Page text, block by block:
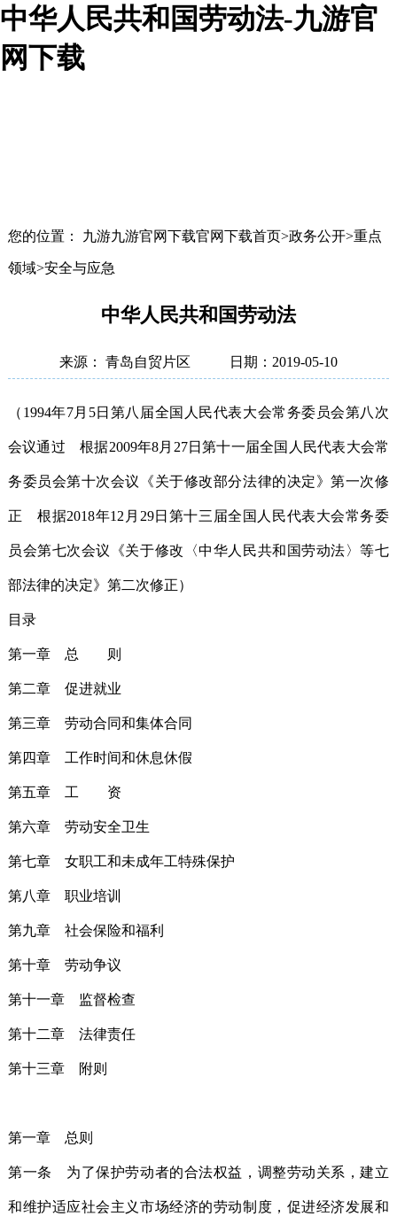
中华人民共和国劳动法-九游官
网下载
您的位置： 九游九游官网下载官网下载首页>政务公开>重点
领域>安全与应急
中华人民共和国劳动法
来源： 青岛自贸片区 日期：2019-05-10
（1994年7月5日第八届全国人民代表大会常务委员会第八次
会议通过 根据2009年8月27日第十一届全国人民代表大会常
务委员会第十次会议《关于修改部分法律的决定》第一次修
正 根据2018年12月29日第十三届全国人民代表大会常务委
员会第七次会议《关于修改〈中华人民共和国劳动法〉等七
部法律的决定》第二次修正）
目录
第一章 总 则
第二章 促进就业
第三章 劳动合同和集体合同
第四章 工作时间和休息休假
第五章 工 资
第六章 劳动安全卫生
第七章 女职工和未成年工特殊保护
第八章 职业培训
第九章 社会保险和福利
第十章 劳动争议
第十一章 监督检查
第十二章 法律责任
第十三章 附则
第一章 总则
第一条 为了保护劳动者的合法权益，调整劳动关系，建立
和维护适应社会主义市场经济的劳动制度，促进经济发展和